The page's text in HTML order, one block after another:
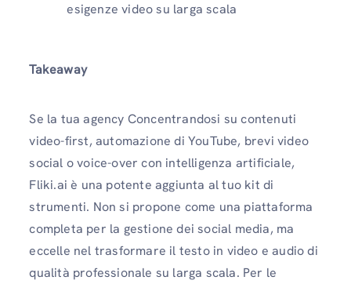
esigenze video su larga scala
Takeaway
Se la tua agency Concentrandosi su contenuti
video-first, automazione di YouTube, brevi video
social o voice-over con intelligenza artificiale,
Fliki.ai è una potente aggiunta al tuo kit di
strumenti. Non si propone come una piattaforma
completa per la gestione dei social media, ma
eccelle nel trasformare il testo in video e audio di
qualità professionale su larga scala. Per le